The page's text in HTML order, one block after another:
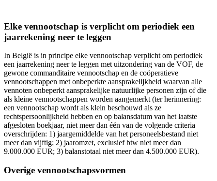
Elke vennootschap is verplicht om periodiek een
jaarrekening neer te leggen
In België is in principe elke vennootschap verplicht om periodiek
een jaarrekening neer te leggen met uitzondering van de VOF, de
gewone commanditaire vennootschap en de coöperatieve
vennootschappen met onbeperkte aansprakelijkheid waarvan alle
vennoten onbeperkt aansprakelijke natuurlijke personen zijn of die
als kleine vennootschappen worden aangemerkt (ter herinnering:
een vennootschap wordt als klein beschouwd als ze
rechtspersoonlijkheid hebben en op balansdatum van het laatste
afgesloten boekjaar, niet meer dan één van de volgende criteria
overschrijden: 1) jaargemiddelde van het personeelsbestand niet
meer dan vijftig; 2) jaaromzet, exclusief btw niet meer dan
9.000.000 EUR; 3) balanstotaal niet meer dan 4.500.000 EUR).
Overige vennootschapsvormen